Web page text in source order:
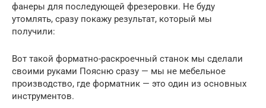
фанеры для последующей фрезеровки. Не буду
утомлять, сразу покажу результат, который мы
получили:
Вот такой форматно-раскроечный станок мы сделали
своими руками Поясню сразу — мы не мебельное
производство, где форматник — это один из основных
инструментов.